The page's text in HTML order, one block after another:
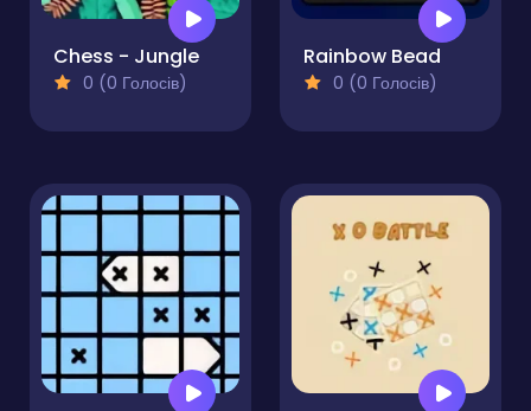
Chess - Jungle
0 (0 Голосів)
Rainbow Bead
0 (0 Голосів)